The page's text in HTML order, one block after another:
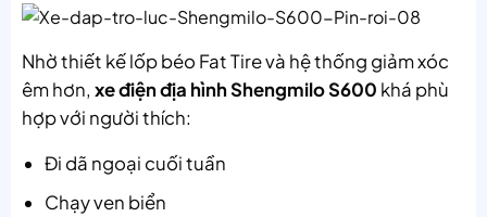
Nhờ thiết kế lốp béo Fat Tire và hệ thống giảm xóc
êm hơn, xe điện địa hình Shengmilo S600 khá phù
hợp với người thích:
Đi dã ngoại cuối tuần
Chạy ven biển